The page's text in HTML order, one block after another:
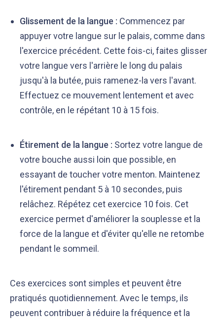
Glissement de la langue : Commencez par
appuyer votre langue sur le palais, comme dans
l'exercice précédent. Cette fois-ci, faites glisser
votre langue vers l'arrière le long du palais
jusqu'à la butée, puis ramenez-la vers l'avant.
Effectuez ce mouvement lentement et avec
contrôle, en le répétant 10 à 15 fois.
Étirement de la langue : Sortez votre langue de
votre bouche aussi loin que possible, en
essayant de toucher votre menton. Maintenez
l'étirement pendant 5 à 10 secondes, puis
relâchez. Répétez cet exercice 10 fois. Cet
exercice permet d'améliorer la souplesse et la
force de la langue et d'éviter qu'elle ne retombe
pendant le sommeil.
Ces exercices sont simples et peuvent être
pratiqués quotidiennement. Avec le temps, ils
peuvent contribuer à réduire la fréquence et la